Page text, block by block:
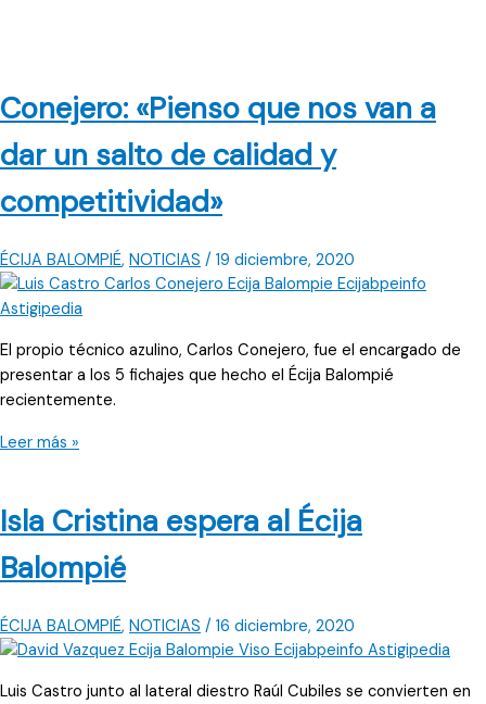
Conejero: «Pienso que nos van a
dar un salto de calidad y
competitividad»
ÉCIJA BALOMPIÉ, NOTICIAS / 19 diciembre, 2020
El propio técnico azulino, Carlos Conejero, fue el encargado de
presentar a los 5 fichajes que hecho el Écija Balompié
recientemente.
Conejero:
nos
van
a
un
salto
calidad
Leer más »
Isla Cristina espera al Écija
Balompié
ÉCIJA BALOMPIÉ, NOTICIAS / 16 diciembre, 2020
Luis Castro junto al lateral diestro Raúl Cubiles se convierten en